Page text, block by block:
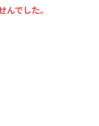
でした。